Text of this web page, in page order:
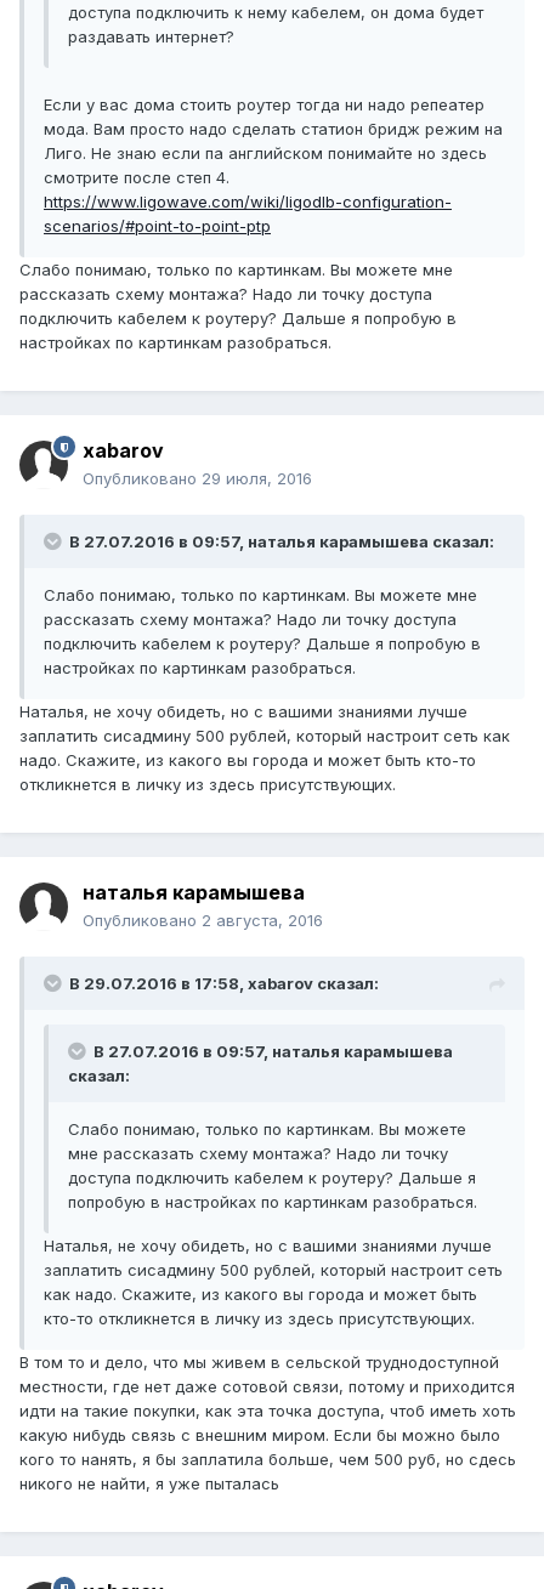
доступа подключить к нему кабелем, он дома будет
раздавать интернет?
Если у вас дома стоить роутер тогда ни надо репеатер
мода. Вам просто надо сделать статион бридж режим на
Лиго. Не знаю если па английском понимайте но здесь
смотрите после степ 4.
https://www.ligowave.com/wiki/ligodlb-configuration-
scenarios/#point-to-point-ptp
Слабо понимаю, только по картинкам. Вы можете мне
рассказать схему монтажа? Надо ли точку доступа
подключить кабелем к роутеру? Дальше я попробую в
настройках по картинкам разобраться.
xabarov
Опубликовано 29 июля, 2016
В 27.07.2016 в 09:57, наталья карамышева сказал:
Слабо понимаю, только по картинкам. Вы можете мне
рассказать схему монтажа? Надо ли точку доступа
подключить кабелем к роутеру? Дальше я попробую в
настройках по картинкам разобраться.
Наталья, не хочу обидеть, но с вашими знаниями лучше
заплатить сисадмину 500 рублей, который настроит сеть как
надо. Скажите, из какого вы города и может быть кто-то
откликнется в личку из здесь присутствующих.
наталья карамышева
Опубликовано 2 августа, 2016
В 29.07.2016 в 17:58, xabarov сказал:
В 27.07.2016 в 09:57, наталья карамышева
сказал:
Слабо понимаю, только по картинкам. Вы можете
мне рассказать схему монтажа? Надо ли точку
доступа подключить кабелем к роутеру? Дальше я
попробую в настройках по картинкам разобраться.
Наталья, не хочу обидеть, но с вашими знаниями лучше
заплатить сисадмину 500 рублей, который настроит сеть
как надо. Скажите, из какого вы города и может быть
кто-то откликнется в личку из здесь присутствующих.
В том то и дело, что мы живем в сельской труднодоступной
местности, где нет даже сотовой связи, потому и приходится
идти на такие покупки, как эта точка доступа, чтоб иметь хоть
какую нибудь связь с внешним миром. Если бы можно было
кого то нанять, я бы заплатила больше, чем 500 руб, но сдесь
никого не найти, я уже пыталась